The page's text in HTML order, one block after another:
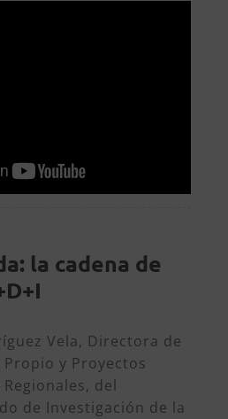
la cadena de
Vela, Directora de
Propio y Proyectos
del
de Investigación de la